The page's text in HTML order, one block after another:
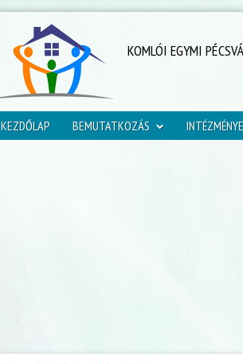
KOMLÓI EGYMI
KEZDŐLAP BEMUTATKOZÁS